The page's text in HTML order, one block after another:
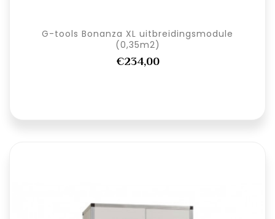
G-tools Bonanza XL uitbreidingsmodule
(0,35m2)
€234,00